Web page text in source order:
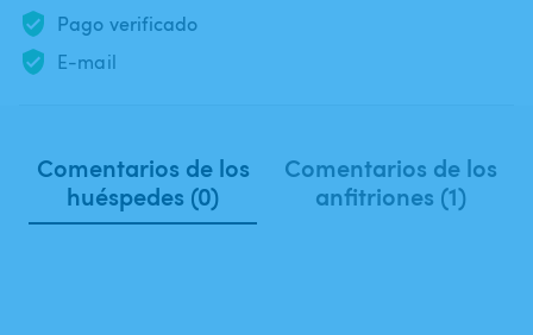
Pago verificado
E-mail
Comentarios de los
huéspedes (0)
Comentarios de los
anfitriones (1)